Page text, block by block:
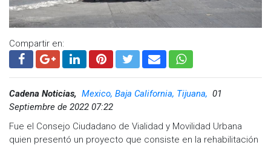
https://t.me/GrupoCadenaResumen
Compartir en:
Cadena Noticias, Mexico, Baja California, Tijuana, 01
Septiembre de 2022 07:22
Fue el Consejo Ciudadano de Vialidad y Movilidad Urbana
quien presentó un proyecto que consiste en la rehabilitación